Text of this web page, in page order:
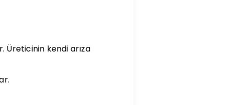
Üreticinin kendi arıza